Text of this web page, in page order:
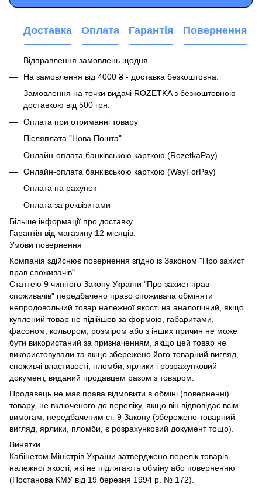
Доставка Оплата Гарантія Повернення
Відправлення замовлень щодня.
На замовлення від 4000 ₴ - доставка безкоштовна.
Замовлення на точки видачі ROZETKA з безкоштовною
доставкою від 500 грн.
Оплата при отриманні товару
Післяплата "Нова Пошта"
Онлайн-оплата банківською карткою (RozetkaPay)
Онлайн-оплата банківською карткою (WayForPay)
Оплата на рахунок
Оплата за реквізитами
Більше інформації про доставку
Гарантія від магазину 12 місяців.
Умови повернення
Компанія здійснює повернення згідно із Законом "Про захист
прав споживачів"
Статтею 9 чинного Закону України "Про захист прав
споживачів" передбачено право споживача обміняти
непродовольчий товар належної якості на аналогічний, якщо
куплений товар не підійшов за формою, габаритами,
фасоном, кольором, розміром або з інших причин не може
бути використаний за призначенням, якщо цей товар не
використовували та якщо збережено його товарний вигляд,
споживчі властивості, пломби, ярлики і розрахунковий
документ, виданий продавцем разом з товаром.
Продавець не має права відмовити в обміні (поверненні)
товару, не включеного до переліку, якщо він відповідає всім
вимогам, передбаченим ст. 9 Закону (збережено товарний
вигляд, ярлики, пломби, є розрахунковий документ тощо).
Винятки
Кабінетом Міністрів України затверджено перелік товарів
належної якості, які не підлягають обміну або поверненню
(Постанова КМУ від 19 березня 1994 р. № 172).